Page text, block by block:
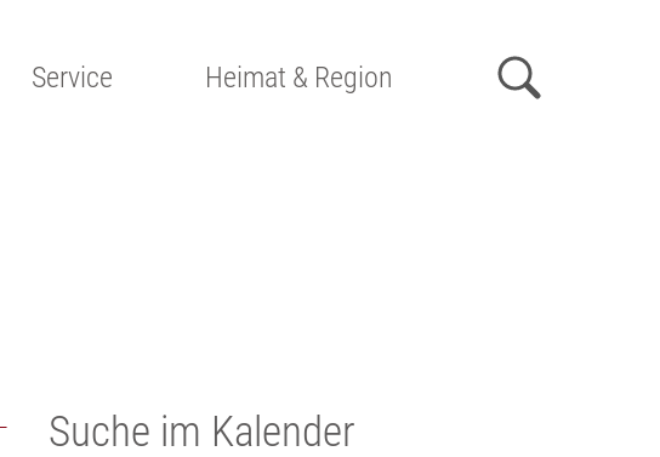
Service Heimat & Region
Suche im Kalender